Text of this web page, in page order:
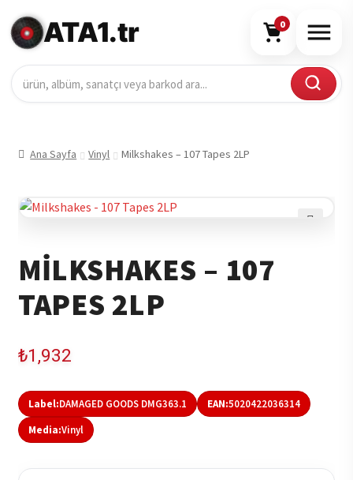
ATA1.tr 0
Ana Sayfa Vinyl Milkshakes – 107 Tapes 2LP
MILKSHAKES – 107
TAPES 2LP
₺1,932
Label:DAMAGED GOODS DMG363.1 EAN:5020422036314
Media:Vinyl